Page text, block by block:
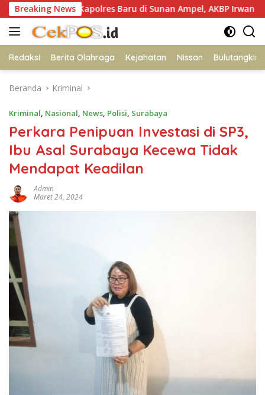
Langsung
ke
konten
Breaking News
Kapolres Baru di Sunan Ampel, AKBP Irwan Kurniawan
Redaksi Berita Olahraga Kejahatan Nissan Bulutangkis
Beranda Kriminal
Kriminal, Nasional, News, Polisi, Surabaya
Perkara Penipuan Investasi di SP3,
Ibu Asal Surabaya Kecewa Tidak
Mendapat Keadilan
Admin
Maret 24, 2024